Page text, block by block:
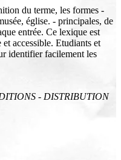
du terme, les formes -
église. - principales, de
entrée. Ce lexique est
accessible. Etudiants et
identifier facilement les
- DISTRIBUTION